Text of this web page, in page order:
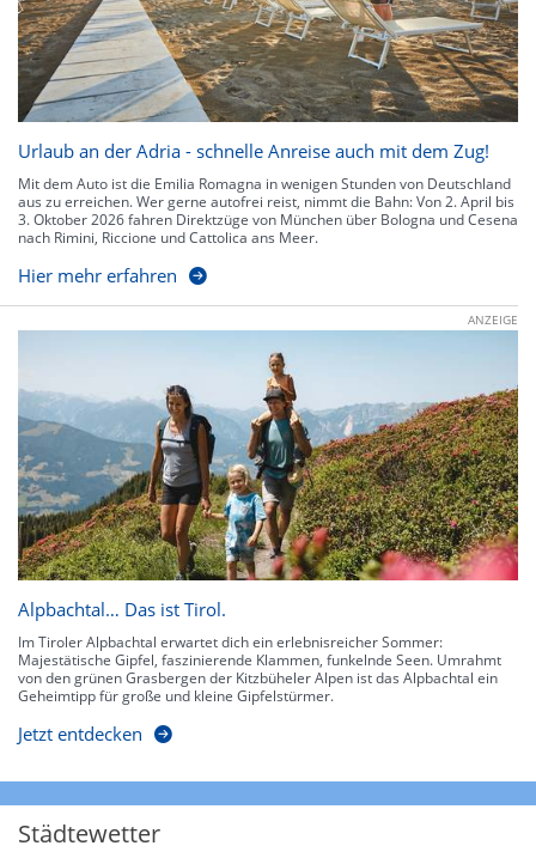
Urlaub an der Adria - schnelle Anreise auch mit dem Zug!
Mit dem Auto ist die Emilia Romagna in wenigen Stunden von Deutschland
aus zu erreichen. Wer gerne autofrei reist, nimmt die Bahn: Von 2. April bis
3. Oktober 2026 fahren Direktzüge von München über Bologna und Cesena
nach Rimini, Riccione und Cattolica ans Meer.
Hier mehr erfahren
ANZEIGE
Alpbachtal… Das ist Tirol.
Im Tiroler Alpbachtal erwartet dich ein erlebnisreicher Sommer:
Majestätische Gipfel, faszinierende Klammen, funkelnde Seen. Umrahmt
von den grünen Grasbergen der Kitzbüheler Alpen ist das Alpbachtal ein
Geheimtipp für große und kleine Gipfelstürmer.
Jetzt entdecken
Städtewetter